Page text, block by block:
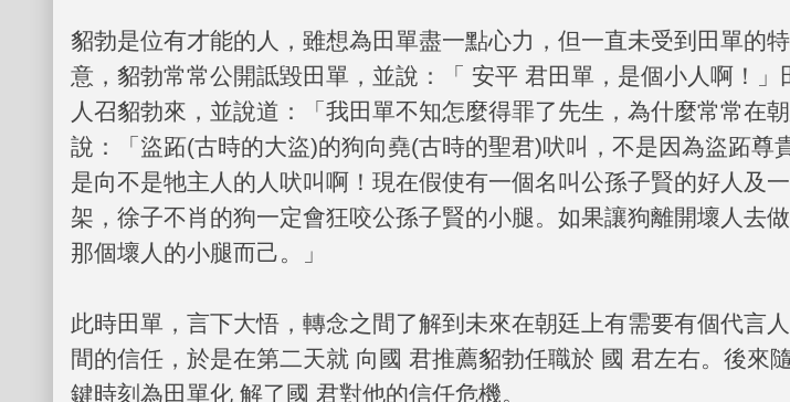
貂勃是位有才能的人，雖想為田單盡一點心力，但一直未受到田單的
意，貂勃常常公開詆毀田單，並說：「 安平 君田單，是個小人啊！
人召貂勃來，並說道：「我田單不知怎麼得罪了先生，為什麼常常在
說：「盜跖(古時的大盜)的狗向堯(古時的聖君)吠叫，不是因為盜跖尊
是向不是牠主人的人吠叫啊！現在假使有一個名叫公孫子賢的好人及
架，徐子不肖的狗一定會狂咬公孫子賢的小腿。如果讓狗離開壞人去
那個壞人的小腿而己。」
此時田單，言下大悟，轉念之間了解到未來在朝廷上有需要有個代言
間的信任，於是在第二天就 向國 君推薦貂勃任職於 國 君左右。後來
鍵時刻為田單化 解了國 君對他的信任危機。